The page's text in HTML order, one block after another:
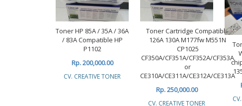
Toner HP 85A / 35A / 36A
/ 83A Compatible HP
P1102
Rp. 200,000.00
CV. CREATIVE TONER
Toner Cartridge Compatible
126A 130A M177fw M551N
CP1025
CF350A/CF351A/CF352A/CF353A
or
CE310A/CE311A/CE312A/CE313A
Rp. 250,000.00
CV. CREATIVE TONER